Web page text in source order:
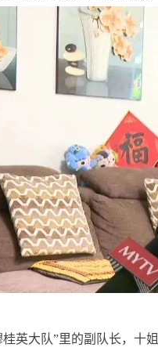
英大队”里的副队长，